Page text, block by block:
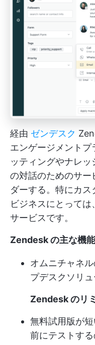
経由 ゼンデスク
エンゲージメント
ッティングやナレ
の対話のためのサー
ダーする。特にカス
ビジネスにとって
サービスです。
Zendesk の主な機能
オムニチャネ
プデスクソリ
Zendesk のリ
無料試用版が
前にテストする